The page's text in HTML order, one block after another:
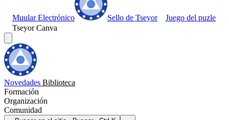
Muular Electrónico Sello de Tseyor
Juego del puzle
Tseyor Canva
Novedades Biblioteca
Formación
Organización
Comunidad